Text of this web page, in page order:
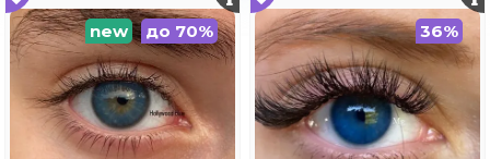
new до 70% 36%